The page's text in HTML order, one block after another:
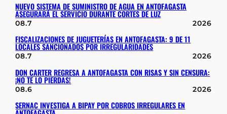
NUEVO SISTEMA DE SUMINISTRO DE AGUA EN ANTOFAGASTA
ASEGURARÁ EL SERVICIO DURANTE CORTES DE LUZ
08.7 2026
FISCALIZACIONES DE JUGUETERÍAS EN ANTOFAGASTA: 9 DE 11
LOCALES SANCIONADOS POR IRREGULARIDADES
08.7 2026
DON CARTER REGRESA A ANTOFAGASTA CON RISAS Y SIN CENSURA:
¡NO TE LO PIERDAS!
08.6 2026
SERNAC INVESTIGA A BIPAY POR COBROS IRREGULARES EN